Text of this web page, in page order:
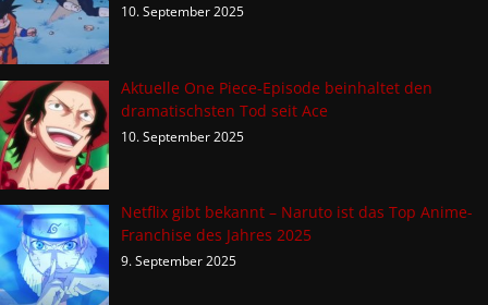
10. September 2025
Aktuelle One Piece-Episode beinhaltet den
dramatischsten Tod seit Ace
10. September 2025
Netflix gibt bekannt – Naruto ist das Top Anime-
Franchise des Jahres 2025
9. September 2025